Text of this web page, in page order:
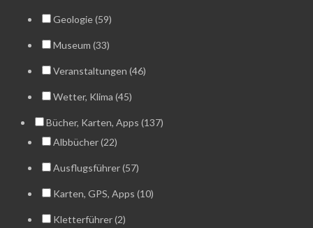
Geologie (59)
Museum (33)
Veranstaltungen (46)
Wetter, Klima (45)
Bücher, Karten, Apps (137)
Albbücher (22)
Ausflugsführer (57)
Karten, GPS, Apps (10)
Kletterführer (2)